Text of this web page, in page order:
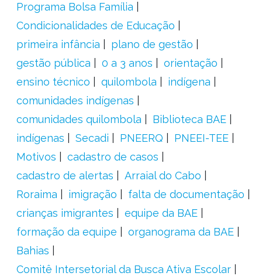
Programa Bolsa Família
Condicionalidades de Educação
primeira infância
plano de gestão
gestão pública
0 a 3 anos
orientação
ensino técnico
quilombola
indígena
comunidades indígenas
comunidades quilombola
Biblioteca BAE
indígenas
Secadi PNEERQ
PNEEI-TEE
Motivos
cadastro de casos
cadastro de alertas
Arraial do Cabo
Roraima
imigração
falta de documentação
crianças imigrantes
equipe da BAE
formação da equipe
organograma da BAE
Bahias
Comitê Intersetorial da Busca Ativa Escolar